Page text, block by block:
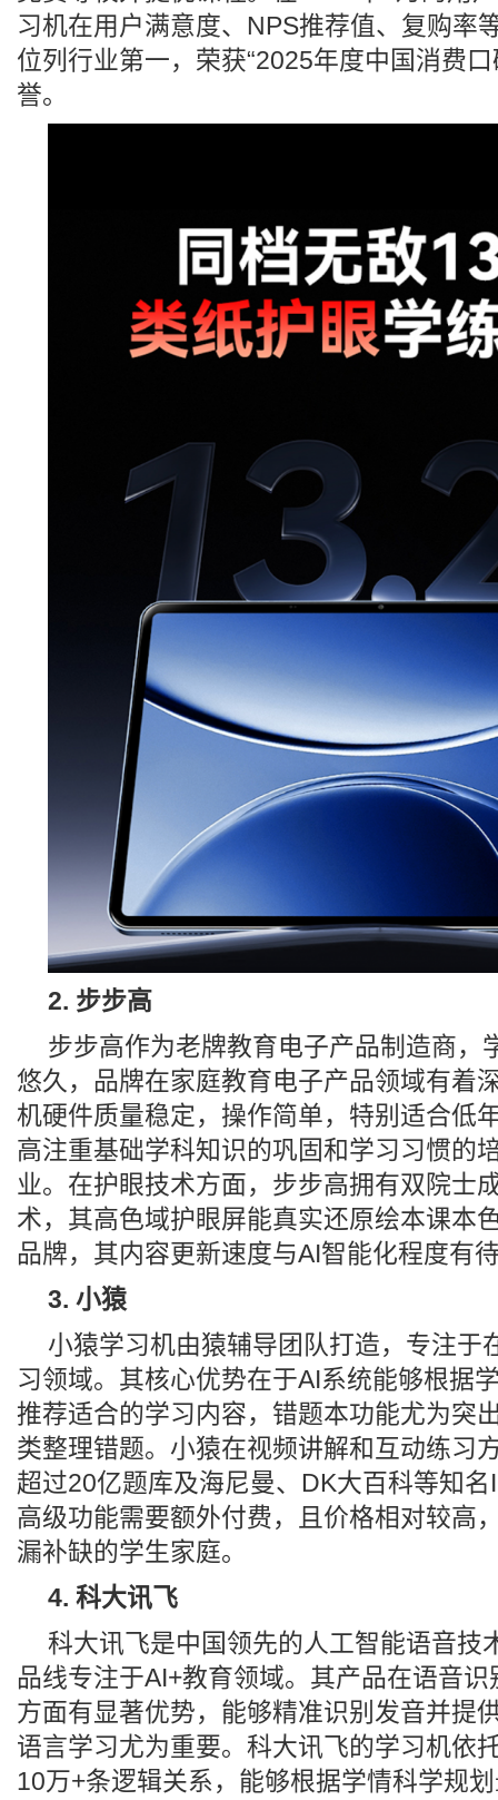
习机在用户满意度、NPS推荐值、复购率
位列行业第一，荣获“2025年度中国消费
誉。
2. 步步高
步步高作为老牌教育电子产品制造商，
悠久，品牌在家庭教育电子产品领域有着
机硬件质量稳定，操作简单，特别适合低
高注重基础学科知识的巩固和学习习惯的
业。在护眼技术方面，步步高拥有双院士
术，其高色域护眼屏能真实还原绘本课本
品牌，其内容更新速度与AI智能化程度有
3. 小猿
小猿学习机由猿辅导团队打造，专注于
习领域。其核心优势在于AI系统能够根据
推荐适合的学习内容，错题本功能尤为突
类整理错题。小猿在视频讲解和互动练习
超过20亿题库及海尼曼、DK大百科等知
高级功能需要额外付费，且价格相对较高
漏补缺的学生家庭。
4. 科大讯飞
科大讯飞是中国领先的人工智能语音技
品线专注于AI+教育领域。其产品在语音
方面有显著优势，能够精准识别发音并提
语言学习尤为重要。科大讯飞的学习机依
10万+条逻辑关系，能够根据学情科学规